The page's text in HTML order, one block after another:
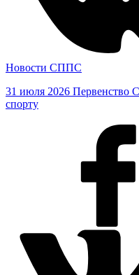
Новости СППС
31 июля 2026 Первенство
спорту